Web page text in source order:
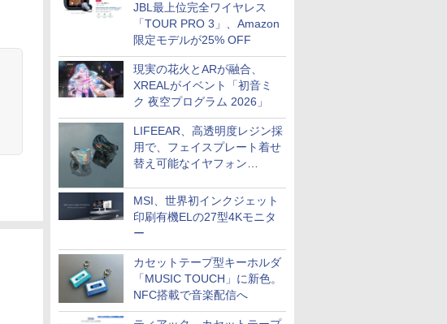
JBL最上位完全ワイヤレス
「TOUR PRO 3」、Amazon
限定モデルが25% OFF
現実の花火とARが融合、
XREALがイベント「初音ミ
ク 夜空プログラム 2026」
LIFEEAR、高透明度レジン採
用で、フェイスプレート着せ
替え可能なイヤフォン
MSI、世界初インクジェット
印刷有機ELの27型4Kモニタ
ー
カセットテープ型キーホルダ
「MUSIC TOUCH」に新色。
NFC搭載で音楽配信へ